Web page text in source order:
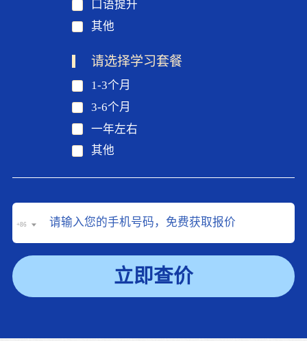
口语提升
其他
请选择学习套餐
1-3个月
3-6个月
一年左右
其他
+86
立即查价